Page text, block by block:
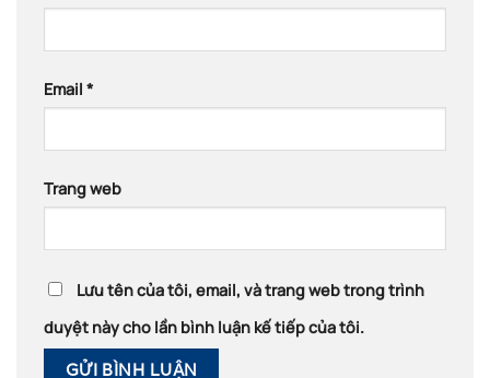
Email *
Trang web
Lưu tên của tôi, email, và trang web trong trình
duyệt này cho lần bình luận kế tiếp của tôi.